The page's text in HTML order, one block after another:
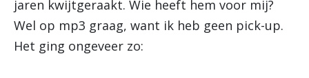
jaren kwijtgeraakt. Wie heeft hem voor mij?
Wel op mp3 graag, want ik heb geen pick-up.
Het ging ongeveer zo: